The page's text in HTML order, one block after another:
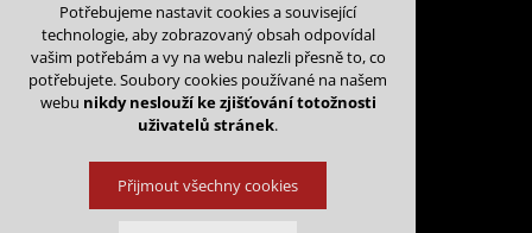
Administrace rezervací
Potřebujeme nastavit cookies a související
technologie, aby zobrazovaný obsah odpovídal
vašim potřebám a vy na webu nalezli přesně to, co
potřebujete. Soubory cookies používané na našem
webu nikdy neslouží ke zjišťování totožnosti
uživatelů stránek.
Přijmout všechny cookies